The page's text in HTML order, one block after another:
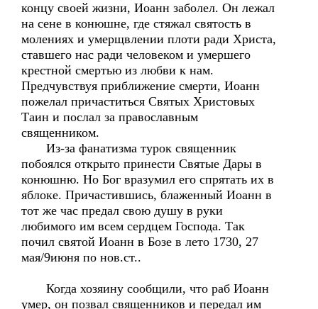
концу своей жизни, Иоанн заболел. Он лежал
на сене в конюшне, где стяжал святость в
молениях и умерщвлении плоти ради Христа,
ставшего нас ради человеком и умершего
крестной смертью из любви к нам.
Предчувствуя приближение смерти, Иоанн
пожелал причаститься Святых Христовых
Таин и послал за православным
священником.
Из-за фанатизма турок священник
побоялся открыто принести Святые Дары в
конюшню. Но Бог вразумил его спрятать их в
яблоке. Причастившись, блаженный Иоанн в
тот же час предал свою душу в руки
любимого им всем сердцем Господа. Так
почил святой Иоанн в Бозе в лето 1730, 27
мая/9июня по нов.ст..
Когда хозяину сообщили, что раб Иоанн
умер, он позвал священников и передал им